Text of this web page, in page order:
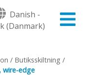
Danish -
(Danmark)
/ Butiksskiltning /
wire-edge